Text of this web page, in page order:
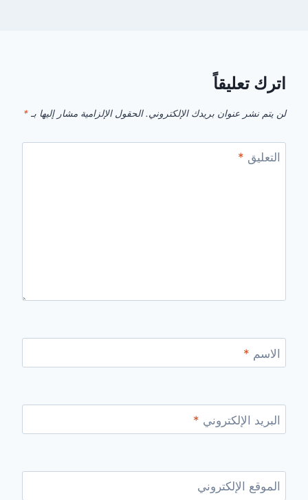
اترك تعليقاً
لن يتم نشر عنوان بريدك الإلكتروني. الحقول الإلزامية مشار إليها بـ *
التعليق *
الاسم *
البريد الإلكتروني *
الموقع الإلكتروني